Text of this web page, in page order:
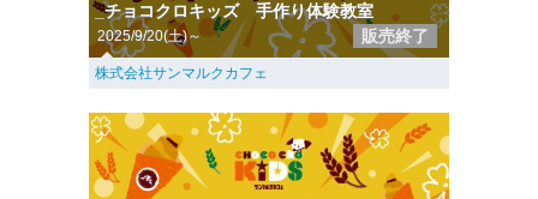
_チョコクロキッズ 手作り体験教室
2025/9/20(土)～ 販売終了
株式会社サンマルクカフェ